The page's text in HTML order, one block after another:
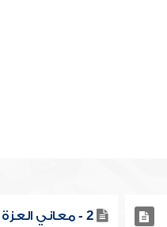
2 - معاني العزة في اللغة